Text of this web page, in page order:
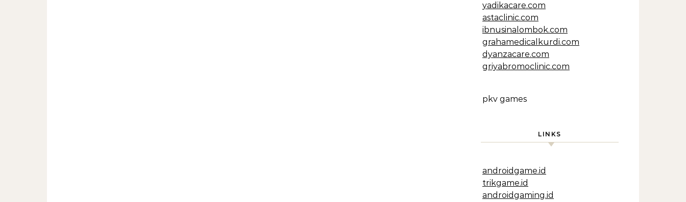
yadikacare.com
astaclinic.com
ibnusinalombok.com
grahamedicalkurdi.com
dyanzacare.com
griyabromoclinic.com
pkv games
LINKS
androidgame.id
trikgame.id
androidgaming.id